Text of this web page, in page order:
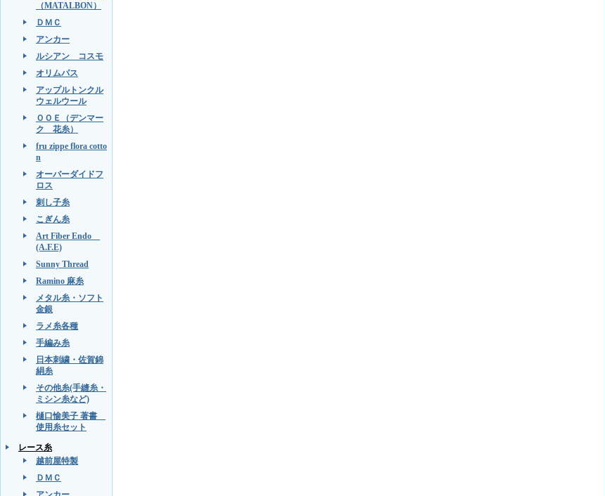
（MATALBON）
ＤＭＣ
アンカー
ルシアン コスモ
オリムパス
アップルトンクル
ウェルウール
ＯＯＥ（デンマー
ク 花糸）
fru zippe flora cotto
n
オーバーダイドフ
ロス
刺し子糸
こぎん糸
Art Fiber Endo
(A.F.E)
Sunny Thread
Ramino 麻糸
メタル糸・ソフト
金銀
ラメ糸各種
手編み糸
日本刺繍・佐賀錦
絹糸
その他糸(手縫糸・
ミシン糸など)
樋口愉美子 著書
使用糸セット
レース糸
越前屋特製
ＤＭＣ